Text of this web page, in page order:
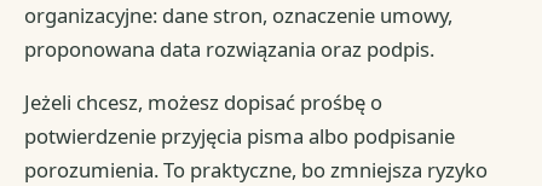
organizacyjne: dane stron, oznaczenie umowy,
proponowana data rozwiązania oraz podpis.
Jeżeli chcesz, możesz dopisać prośbę o
potwierdzenie przyjęcia pisma albo podpisanie
porozumienia. To praktyczne, bo zmniejsza ryzyko